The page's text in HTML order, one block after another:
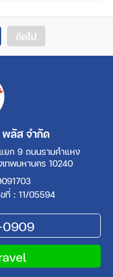
ถัดไป
พลัส จำกัด
ก 9 ถนนรามคำแหง
ทพมหานคร 10240
ที่ : 11/05594